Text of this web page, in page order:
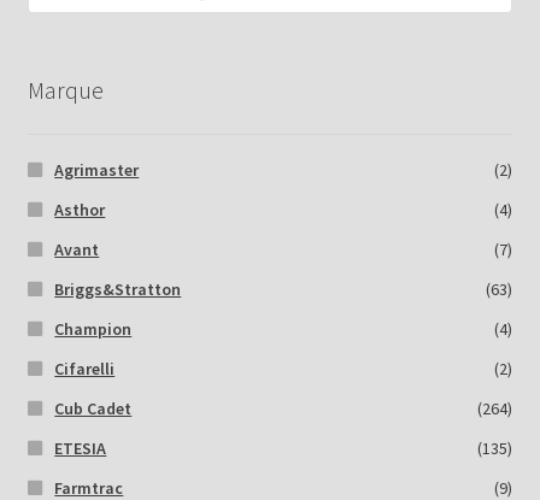
Marque
Agrimaster
(2)
Asthor
(4)
Avant
(7)
Briggs&Stratton
(63)
Champion
(4)
Cifarelli
(2)
Cub Cadet
(264)
ETESIA
(135)
Farmtrac
(9)